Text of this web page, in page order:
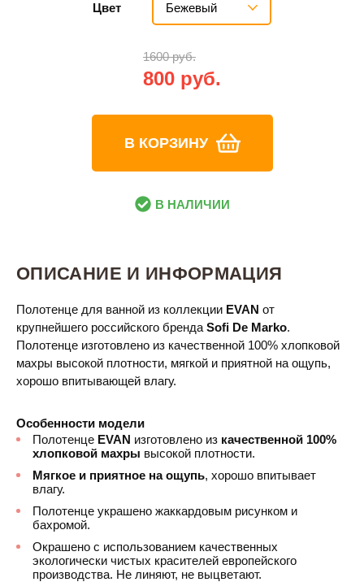
Цвет Бежевый
1600 руб.
800 руб.
В КОРЗИНУ
В НАЛИЧИИ
ОПИСАНИЕ И ИНФОРМАЦИЯ
Полотенце для ванной из коллекции EVAN от
крупнейшего российского бренда Sofi De Marko.
Полотенце изготовлено из качественной 100% хлопковой
махры высокой плотности, мягкой и приятной на ощупь,
хорошо впитывающей влагу.
Особенности модели
Полотенце EVAN изготовлено из качественной 100%
хлопковой махры высокой плотности.
Мягкое и приятное на ощупь, хорошо впитывает
влагу.
Полотенце украшено жаккардовым рисунком и
бахромой.
Окрашено с использованием качественных
экологически чистых красителей европейского
производства. Не линяют, не выцветают.